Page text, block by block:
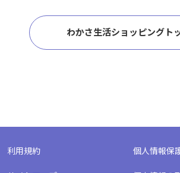
わかさ生活ショッピングト
利用規約 個人情報保